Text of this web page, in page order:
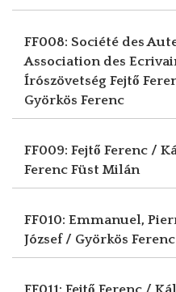
FF008: Société des
Association des
Írószövetség Fejtő
Györkös Ferenc
FF009: Fejtő Ferenc /
Ferenc Füst Milán
FF010: Emmanuel,
József / Györkös Ferenc